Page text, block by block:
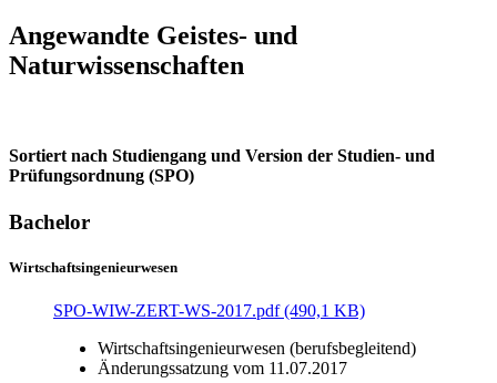
Angewandte Geistes- und
Naturwissenschaften
Sortiert nach Studiengang und Version der Studien- und
Prüfungsordnung (SPO)
Bachelor
Wirtschaftsingenieurwesen
SPO-WIW-ZERT-WS-2017.pdf (490,1 KB)
Wirtschaftsingenieurwesen (berufsbegleitend)
Änderungssatzung vom 11.07.2017